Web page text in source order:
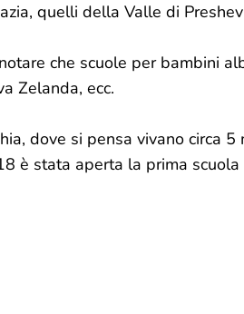
quelli della Valle di
che scuole per bambini
Zelanda, ecc.
dove si pensa vivano circa
è stata aperta la prima